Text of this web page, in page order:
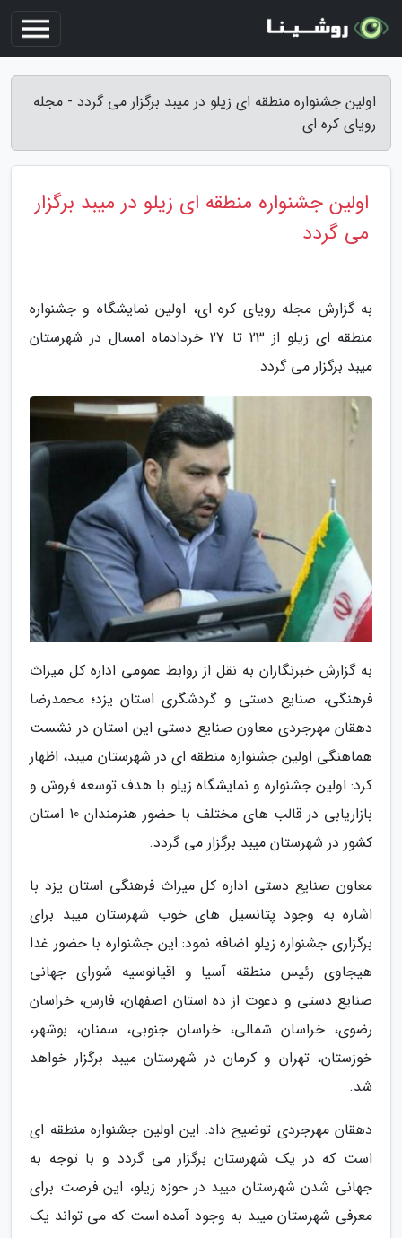
اولین جشنواره منطقه ای زیلو در میبد برگزار می گردد - مجله
رویای کره ای
اولین جشنواره منطقه ای زیلو در میبد برگزار
می گردد
به گزارش مجله رویای کره ای، اولین نمایشگاه و جشنواره
منطقه ای زیلو از 23 تا 27 خردادماه امسال در شهرستان
میبد برگزار می گردد.
به گزارش خبرنگاران به نقل از روابط عمومی اداره کل میراث
فرهنگی، صنایع دستی و گردشگری استان یزد؛ محمدرضا
دهقان مهرجردی معاون صنایع دستی این استان در نشست
هماهنگی اولین جشنواره منطقه ای در شهرستان میبد، اظهار
کرد: اولین جشنواره و نمایشگاه زیلو با هدف توسعه فروش و
بازاریابی در قالب های مختلف با حضور هنرمندان 10 استان
کشور در شهرستان میبد برگزار می گردد.
معاون صنایع دستی اداره کل میراث فرهنگی استان یزد با
اشاره به وجود پتانسیل های خوب شهرستان میبد برای
برگزاری جشنواره زیلو اضافه نمود: این جشنواره با حضور غدا
هیجاوی رئیس منطقه آسیا و اقیانوسیه شورای جهانی
صنایع دستی و دعوت از ده استان اصفهان، فارس، خراسان
رضوی، خراسان شمالی، خراسان جنوبی، سمنان، بوشهر،
خوزستان، تهران و کرمان در شهرستان میبد برگزار خواهد
شد.
دهقان مهرجردی توضیح داد: این اولین جشنواره منطقه ای
است که در یک شهرستان برگزار می گردد و با توجه به
جهانی شدن شهرستان میبد در حوزه زیلو، این فرصت برای
معرفی شهرستان میبد به وجود آمده است که می تواند یک